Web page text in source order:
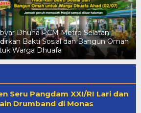
Dhuha PCM Metro Selatan
Bakti Sosial dan Bangun Omah
Warga Dhuafa
Seru Pangdam XXI/RI Lari dan
Drumband di Monas